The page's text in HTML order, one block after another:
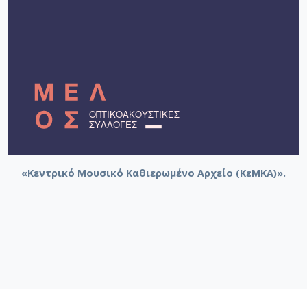
«Κεντρικό Μουσικό Καθιερωμένο Αρχείο (ΚεΜΚΑ)».